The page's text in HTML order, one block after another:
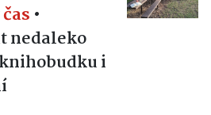
•
nedaleko
i